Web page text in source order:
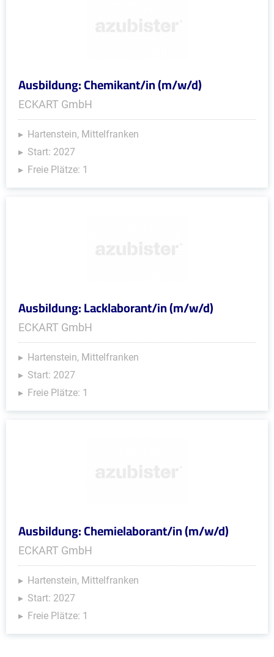
Ausbildung: Chemikant/in (m/w/d)
ECKART GmbH
Hartenstein, Mittelfranken
Start: 2027
Freie Plätze: 1
Ausbildung: Lacklaborant/in (m/w/d)
ECKART GmbH
Hartenstein, Mittelfranken
Start: 2027
Freie Plätze: 1
Ausbildung: Chemielaborant/in (m/w/d)
ECKART GmbH
Hartenstein, Mittelfranken
Start: 2027
Freie Plätze: 1